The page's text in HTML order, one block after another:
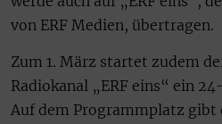
von ERF Medien, übertragen.
Zum 1. März startet zudem
Radiokanal „ERF eins“ ein
Auf dem Programmplatz gibt